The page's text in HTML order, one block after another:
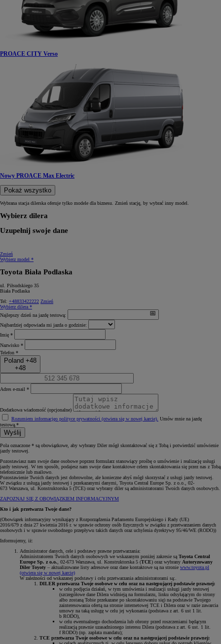
PROACE CITY Verso
Nowy PROACE Max Electric
Pokaż wszystko
Wybrana stacja dilerska oferuje tylko modele dla biznesu. Zmień stację, by wybrać inny model.
Wybierz dilera
Uzupełnij swoje dane
Zmień
Wybierz model *
Toyota Biała Podlaska
ul. Piłsudskiego 35
Biała Podlaska
Tel: +48833422222 Zmień
Wybierz dilera *
Najlepszy dzień na jazdę testową:
Najbardziej odpowiada mi jazda o godzinie:
Imię *
Nazwisko *
Telefon *
Poland +48
+48
Adres e-mail *
Dodatkowa wiadomość (opcjonalne)
Rozumiem informacjęo polityce prywatności (otwiera się w nowej karcie) Umów mnie na jazdę
testową.*
Wyślij
Pola oznaczone * są obowiązkowe, aby wybrany Diler mógł skontaktować się z Tobą i potwierdzić umówienie
jazdy testowej.
Pozostawiasz nam swoje dane osobowe poprzez formularz stanowiący prośbę o umówienie i realizację usługi
jazdy testowej. W ten sposób, podajesz nam swoje dane kontaktowe celem skontaktowania się przez nas z Tobą
telefonicznie lub mailowo.
Pozostawienie Twoich danych jest dobrowolne, ale konieczne abyś mógł skorzystać z usługi jazdy testowej.
W związku z usługą jazdy testowej i przekazanymi danymi, Toyota Central Europe Sp. z o.o., 02-
673 Warszawa, ul. Konstruktorska 5 (TCE) oraz wybrany diler są administratorami Twoich danych osobowych.
ZAPOZNAJ SIĘ Z OBOWIĄZKIEM INFORMACYJNYM
Kto i jak przetwarza Twoje dane?
(Obowiązek informacyjny wynikający z Rozporządzenia Parlamentu Europejskiego i Rady (UE)
2016/679 z dnia 27 kwietnia 2016 r. w sprawie ochrony osób fizycznych w związku z przetwarzaniem danych
osobowych i w sprawie swobodnego przepływu takich danych oraz uchylenia dyrektywy 95/46/WE (RODO))
Informujemy, iż:
Administrator danych, cele i podstawy prawne przetwarzania:
Administratorem Twoich danych osobowych we wskazanym poniżej zakresie są Toyota Central
Europe Sp. z o.o. , 02-673 Warszawa, ul. Konstruktorska 5 (TCE) oraz wybrany Autoryzowany
Diler Toyoty – aktualizowane listy adresowe oraz dane kontaktowe są na stronie www.toyota.pl
(otwiera się w nowej karcie)
W zależności od wskazanej podstawy i celu przetwarzania administratorami są:.
DILER przetwarza Twoje osobowe w celu oraz na następującej podstawie prawnej:
w celu podjęcia działań, w tym umówienia i realizacji usługi jazdy testowej
(szczegółowe dane Dilera widnieją na formularzu, linku odsyłającym do strony
albo zostaną Tobie przekazane po skontaktowaniu się) na podstawie Twojego
zainteresowania ofertą na stronie internetowej TCE i Dilera oraz w razie zawarcia
umowy na taką usługę w celu jej wykonania (podstawa z art. 6 ust 1 lit.
b RODO),
w celu ewentualnego dochodzenia lub obrony przed roszczeniami będącym
realizacją prawnie uzasadnionego interesu Dilera (podstawa z art. 6 ust. 1 lit.
f RODO) (np. zapłata mandatu);
TCE przetwarza Twoje osobowe w celu oraz na następującej podstawie prawnej: